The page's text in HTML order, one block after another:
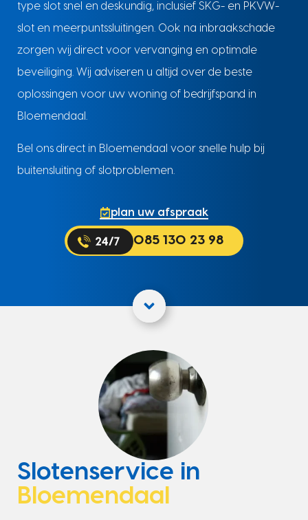
type slot snel en deskundig, inclusief SKG- en PKVW-
slot en meerpuntssluitingen. Ook na inbraakschade
zorgen wij direct voor vervanging en optimale
beveiliging. Wij adviseren u altijd over de beste
oplossingen voor uw woning of bedrijfspand in
Bloemendaal.
Bel ons direct in Bloemendaal voor snelle hulp bij
buitensluiting of slotproblemen.
plan uw afspraak
085 130 23 98
Slotenservice in
Bloemendaal